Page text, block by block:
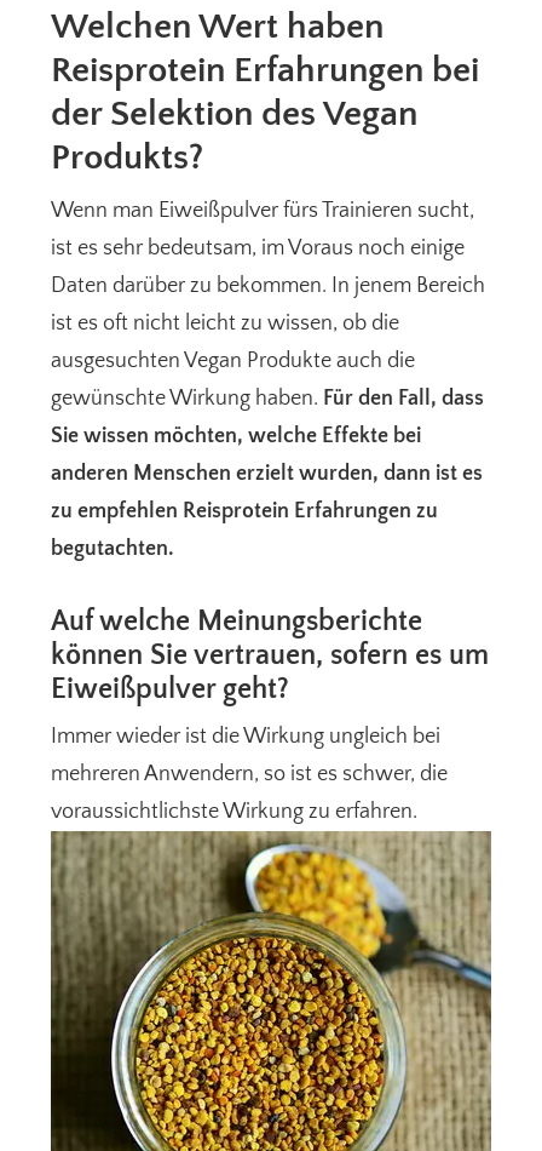
Welchen Wert haben
Reisprotein Erfahrungen bei
der Selektion des Vegan
Produkts?
Wenn man Eiweißpulver fürs Trainieren sucht,
ist es sehr bedeutsam, im Voraus noch einige
Daten darüber zu bekommen. In jenem Bereich
ist es oft nicht leicht zu wissen, ob die
ausgesuchten Vegan Produkte auch die
gewünschte Wirkung haben. Für den Fall, dass
Sie wissen möchten, welche Effekte bei
anderen Menschen erzielt wurden, dann ist es
zu empfehlen Reisprotein Erfahrungen zu
begutachten.
Auf welche Meinungsberichte
können Sie vertrauen, sofern es um
Eiweißpulver geht?
Immer wieder ist die Wirkung ungleich bei
mehreren Anwendern, so ist es schwer, die
voraussichtlichste Wirkung zu erfahren.